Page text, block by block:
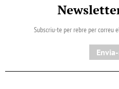
Subscriu-te per rebre per correu